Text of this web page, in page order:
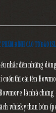
ĐỈNH CAO TỪ ĐẢO
nhắc đến những
thì cái tên
là nhà
whisky than bùn